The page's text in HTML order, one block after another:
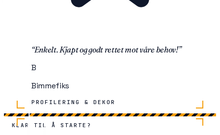
“Enkelt. Kjapt og godt rettet mot våre behov!”
B
Bimmefiks
PROFILERING & DEKOR
KLAR TIL Å STARTE?